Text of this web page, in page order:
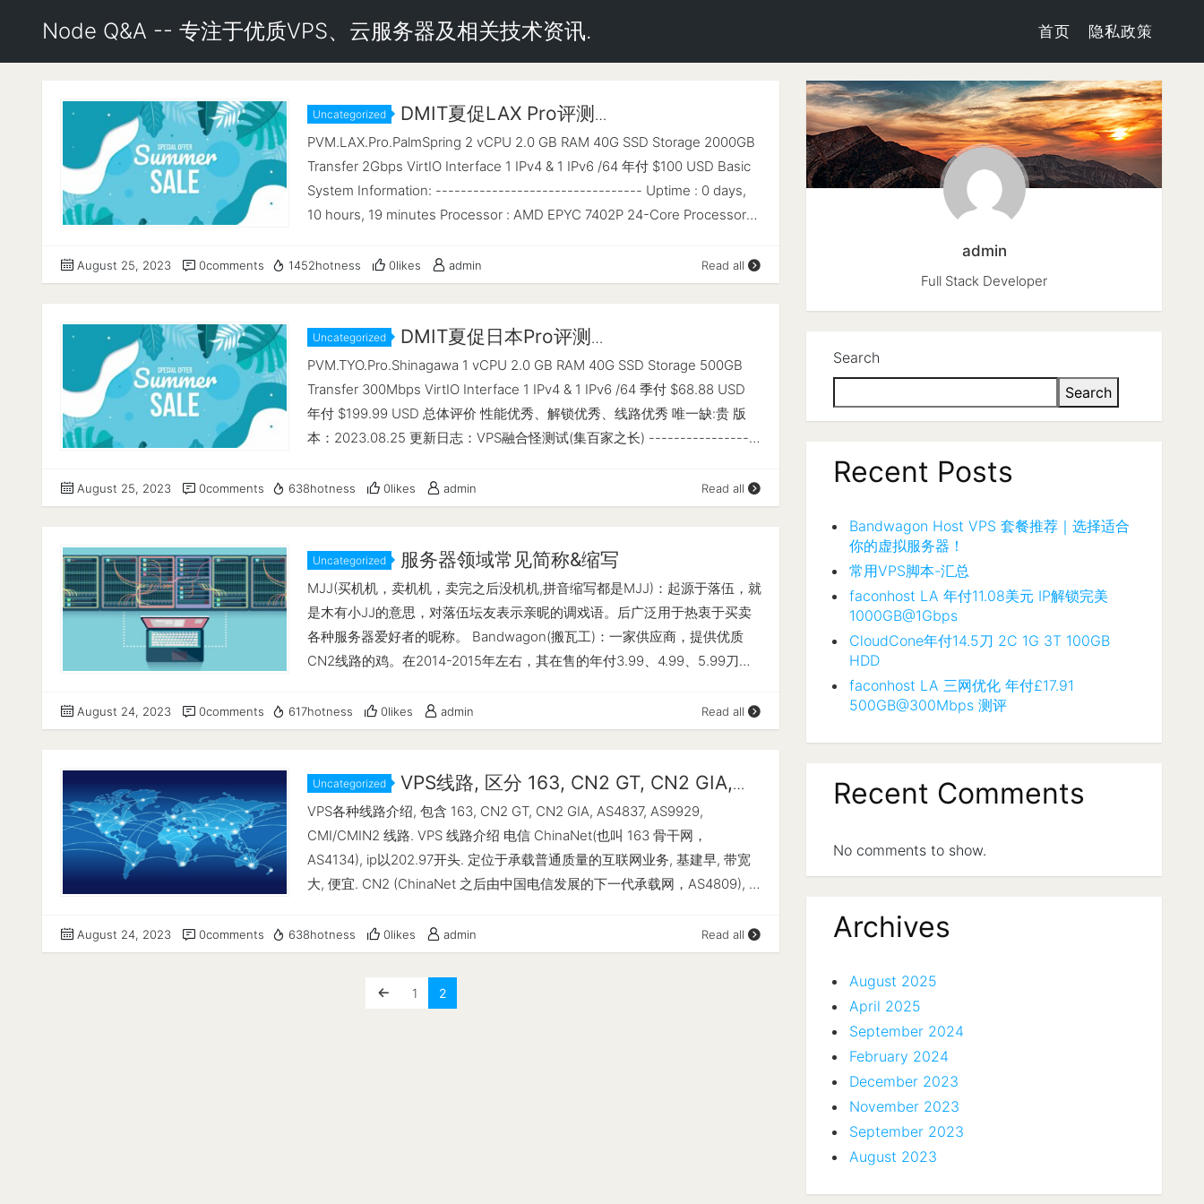
Node Q&A -- 专注于优质VPS、云服务器及相关技术资讯. 首页 隐私政策
Uncategorized
DMIT夏促LAX Pro评测
PVM.LAX.Pro.PalmSpring
PVM.LAX.Pro.PalmSpring 2 vCPU 2.0 GB RAM 40G SSD Storage 2000GB
Transfer 2Gbps VirtIO Interface 1 IPv4 & 1 IPv6 /64 年付 $100 USD Basic
System Information: --------------------------------- Uptime : 0 days,
10 hours, 19 minutes Processor : AMD EPYC 7402P 24-Core Processor
Enabled RAM : 1.9 GiB Swap : 0.0 KiB Disk : 39.2 GiB Distro : Debian
GNU/Linux 11 (bullseye) Kernel : 5.10.0-25-amd64 VM Type : KVM
------------------ ISP : DMIT Cloud Services ASN : AS906 DMIT Cloud
Services Host : DMIT Cloud Services Location : Los Angeles, California
(CA) Country : United States fio Disk Speed Tests (Mixed R/W 50/50): ---
------------------------------ Block Size | 4k (IOPS) | 64k (IOPS) ------ |
--- ---- | ---- ---- Read | 19.17 MB/s (4.7k) | 297.62 MB/s (4.6k) Write |
MB/s (9.3k) | | Block Size | 512k (IOPS) | 1m (IOPS) ------ | --- ---- | ----
---- Read | 1.02 GB/s (1.9k) | 1.01 GB/s (988) Write | 1.07 GB/s (2.0k) | 1.07
Speed Tests (IPv4): --------------------------------- Provider | Location
(Link) | Send Speed | Recv Speed | Ping ----- | ----- | ---- | ---- | ----
Clouvider | London, UK (10G) | 28.8 Mbits/sec | busy | 137 ms Scaleway |
Paris, FR (10G) | busy…
August 25, 2023 0comments 1452hotness 0likes admin Read all
Uncategorized
DMIT夏促日本Pro评测
PVM.TYO.Pro.Shinagawa
PVM.TYO.Pro.Shinagawa 1 vCPU 2.0 GB RAM 40G SSD Storage 500GB
Transfer 300Mbps VirtIO Interface 1 IPv4 & 1 IPv6 /64 季付 $68.88 USD
年付 $199.99 USD 总体评价 性能优秀、解锁优秀、线路优秀 唯一缺:贵 版
本：2023.08.25 更新日志：VPS融合怪测试(集百家之长) ------------------
EPYC 7402P 24-Core Processor CPU 核心数 : 1 CPU 频率 : 2794.750 MHz
CPU 缓存 : L1: 128.00 KB / L2: 512.00 KB / L3: 16.00 MB 硬盘空间 : 1.82
[ no swap partition or swap file detected ] 系统在线时间 : 0 days, 12 hour
15 min 负载 : 1.26, 0.52, 0.20 系统 : Debian GNU/Linux 11 (bullseye)
(x86_64) AES-NI指令集 : ✔ Enabled VM-x/AMD-V支持 : ✔ Enabled 架构 :
x86_64 (64 Bit) 内核 : 5.10.0-16-amd64 TCP加速方式 : bbr 虚拟化架构 :
KVM NAT类型 : 开放型 IPV4 ASN : AS906 DMIT Cloud Services IPV4 位置 :
-----------------CPU测试--感谢lemonbench开源-----------------------
- -> CPU 测试中 (Fast Mode, 1-Pass @ 5sec) 1 线程测试(1核)得分: 1590
----------- -> 内存测试 Test (Fast Mode, 1-Pass @ 5sec) 单线程读测试:
42212.47 MB/s 单线程写测试: 17792.29 MB/s ------------------磁盘dd读
写测试--感谢lemonbench开源-------------------- -> 磁盘IO测试中 (4K
Block/1M Block, Direct Mode) 测试操作 写速度 读速度 100MB-4K Block
47.1 MB/s (11.43 IOPS, 2.21s) 12.3 MB/s (2955 IOPS, 8.70s) 1GB-1M Block
1.0 GB/s (966 IOPS, 1.04s) 334 MB/s (322 IOPS, 3.10s) ------------------
| ---- ---- Read | 37.49 MB/s (9.3k) | 539.64 MB/s (8.4k) Write | 37.59
August 25, 2023 0comments 638hotness 0likes admin Read all
Uncategorized 服务器领域常见简称&缩写
MJJ(买机机，卖机机，卖完之后没机机,拼音缩写都是MJJ)：起源于落伍，就
是木有小JJ的意思，对落伍坛友表示亲昵的调戏语。后广泛用于热衷于买卖
各种服务器爱好者的昵称。 Bandwagon(搬瓦工)：一家供应商，提供优质
CN2线路的鸡。在2014-2015年左右，其在售的年付3.99、4.99、5.99刀
Spartanhost(斯巴达)：因其高防VPS线路又便宜，在硬件上CPU和硬盘性能
内存也不错，线路改版后走cera4837线路，10G口，速度上仅次于GIA，后因
Wikihost (微基)：据mjj了解老板名就叫屌鸡，又是卖鸡的，所以简称鸡总。
V.ps(五折云)：因为经常搞五折年付（三年、五年等）被mjj戏称为五折云。
Greencloud (绿云)：这么多称号就因为名字带了个"绿"字 缩写：az、pr、
od、a1、a1p、pp、tg、gv、ion、cc、rn az：Microsoft Azure； pr：垃圾
服务商pacificrack； od：Microsoft Onedrive； a1：Microsoft Office 365
tg：即时通讯软件 Telegram； gv: Google Voice，提供免费的美国手机号，
可以免费给美国/加拿大号码发短信、打电话，可以接验证码。是网络电话，
断网就无法使用（而且是必须能上Google的网）。匿名注册一些服务。
ion：服务商ion Cloud； cc：Cloudcone rn：Racknerd 套路云、良心云、
August 24, 2023 0comments 617hotness 0likes admin Read all
Uncategorized
VPS线路, 区分 163, CN2 GT, CN2 GIA,
AS9929 线路
VPS各种线路介绍, 包含 163, CN2 GT, CN2 GIA, AS4837, AS9929,
CMI/CMIN2 线路. VPS 线路介绍 电信 ChinaNet(也叫 163 骨干网，
AS4134), ip以202.97开头. 定位于承载普通质量的互联网业务, 基建早, 带宽
大, 便宜. CN2 (ChinaNet 之后由中国电信发展的下一代承载网，AS4809), ip
CN2 GIA. CN2 GT(半程走 CN2) CN2中端产品, 本身接入网络是
ChinaNet(AS4134), 省级骨干走163(去程和回程都会出现202.97节点), 出口
才走 CN2(AS4809). CN2 GIA(全程走 CN2) CN2高端线路, 本身接入网络
CN2(AS4809)，出口也是 CN2(AS4809). 部分未部署CN2 节点的省份城市,
August 24, 2023 0comments 638hotness 0likes admin Read all
1 2
admin
Full Stack Developer
Search
Search
Recent Posts
Bandwagon Host VPS 套餐推荐｜选择适合
你的虚拟服务器！
常用VPS脚本-汇总
faconhost LA 年付11.08美元 IP解锁完美
1000GB@1Gbps
CloudCone年付14.5刀 2C 1G 3T 100GB
HDD
faconhost LA 三网优化 年付£17.91
500GB@300Mbps 测评
Recent Comments
No comments to show.
Archives
August 2025
April 2025
September 2024
February 2024
December 2023
November 2023
September 2023
August 2023